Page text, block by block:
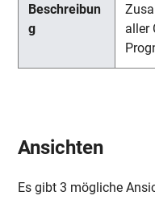
aller
Ansichten
Es gibt 3 mögliche